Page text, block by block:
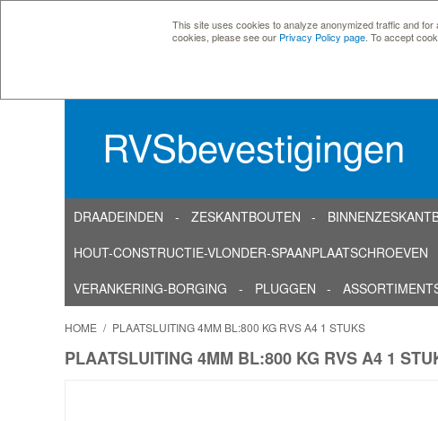
This site uses cookies to analyze anonymized traffic and
cookies, please see our Privacy Policy page . To accept
RVSbevestigingen
DRAADEINDEN ZESKANTBOUTEN
HOUT-CONSTRUCTIE-VLONDER-SPAANPLAATSCHROEVEN
VERANKERING-BORGING
PLUGGEN
HOME / PLAATSLUITING 4MM BL:800 KG RVS A4 1 STUKS
PLAATSLUITING 4MM BL:800 KG RVS A4 1